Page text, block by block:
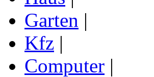
Garten |
Kfz |
Computer |